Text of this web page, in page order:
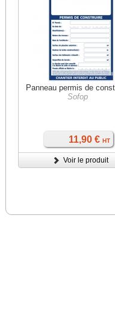
Panneau permis de
Sofop
11,90 € HT
Voir le produit